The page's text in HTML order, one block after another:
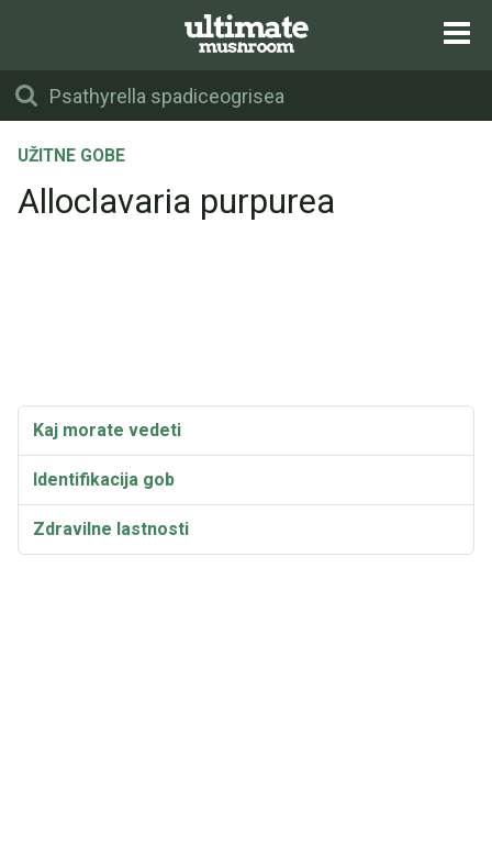
UŽITNE GOBE
Alloclavaria purpurea
Kaj morate vedeti
Identifikacija gob
Zdravilne lastnosti